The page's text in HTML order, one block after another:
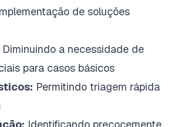
de soluções
Diminuindo a necessidade de
para casos básicos
Permitindo triagem rápida